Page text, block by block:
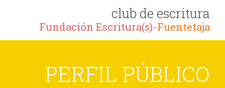
club de escritura
Fundación Escritura(s)-Fuentetaja
PERFIL PÚBLICO